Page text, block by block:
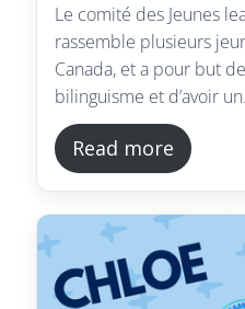
Le comité des Jeunes
rassemble plusieurs
Canada, et a pour but
bilinguisme et d’avoir
Read more